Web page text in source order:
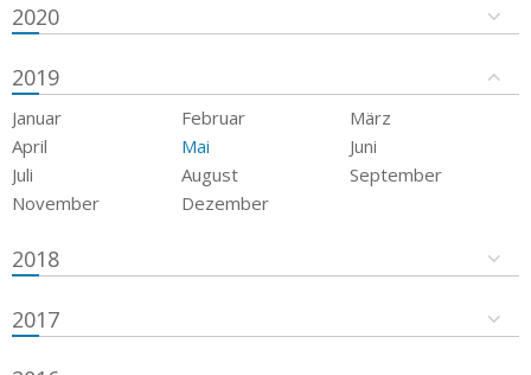
2020
2019
Januar Februar
März
April
Mai
Juni
Juli
August
September
November
Dezember
2018
2017